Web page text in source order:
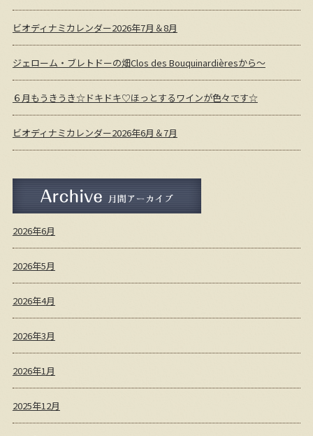
ビオディナミカレンダー2026年7月＆8月
ジェローム・ブレトドーの畑Clos des Bouquinardièresから～
６月もうきうき☆ドキドキ♡ほっとするワインが色々です☆
ビオディナミカレンダー2026年6月＆7月
月間アーカイブ
2026年6月
2026年5月
2026年4月
2026年3月
2026年1月
2025年12月